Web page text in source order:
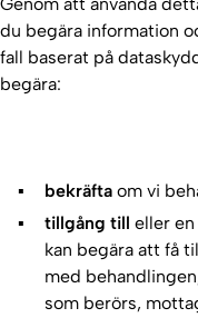
du begära information
fall baserat på
begära:
bekräfta om vi
tillgång till eller
kan begära att få
med
som berörs,